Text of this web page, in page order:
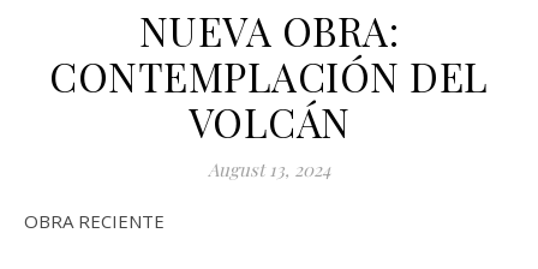
NUEVA OBRA:
CONTEMPLACIÓN DEL
VOLCÁN
August 13, 2024
OBRA RECIENTE